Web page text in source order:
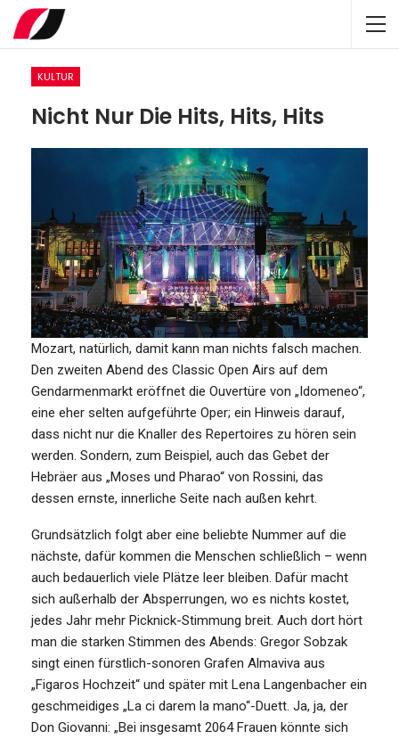
KULTUR
Nicht Nur Die Hits, Hits, Hits
Mozart, natürlich, damit kann man nichts falsch machen.
Den zweiten Abend des Classic Open Airs auf dem
Gendarmenmarkt eröffnet die Ouvertüre von „Idomeneo“,
eine eher selten aufgeführte Oper; ein Hinweis darauf,
dass nicht nur die Knaller des Repertoires zu hören sein
werden. Sondern, zum Beispiel, auch das Gebet der
Hebräer aus „Moses und Pharao“ von Rossini, das
dessen ernste, innerliche Seite nach außen kehrt.
Grundsätzlich folgt aber eine beliebte Nummer auf die
nächste, dafür kommen die Menschen schließlich – wenn
auch bedauerlich viele Plätze leer bleiben. Dafür macht
sich außerhalb der Absperrungen, wo es nichts kostet,
jedes Jahr mehr Picknick-Stimmung breit. Auch dort hört
man die starken Stimmen des Abends: Gregor Sobzak
singt einen fürstlich-sonoren Grafen Almaviva aus
„Figaros Hochzeit“ und später mit Lena Langenbacher ein
geschmeidiges „La ci darem la mano“-Duett. Ja, ja, der
Don Giovanni: „Bei insgesamt 2064 Frauen könnte sich